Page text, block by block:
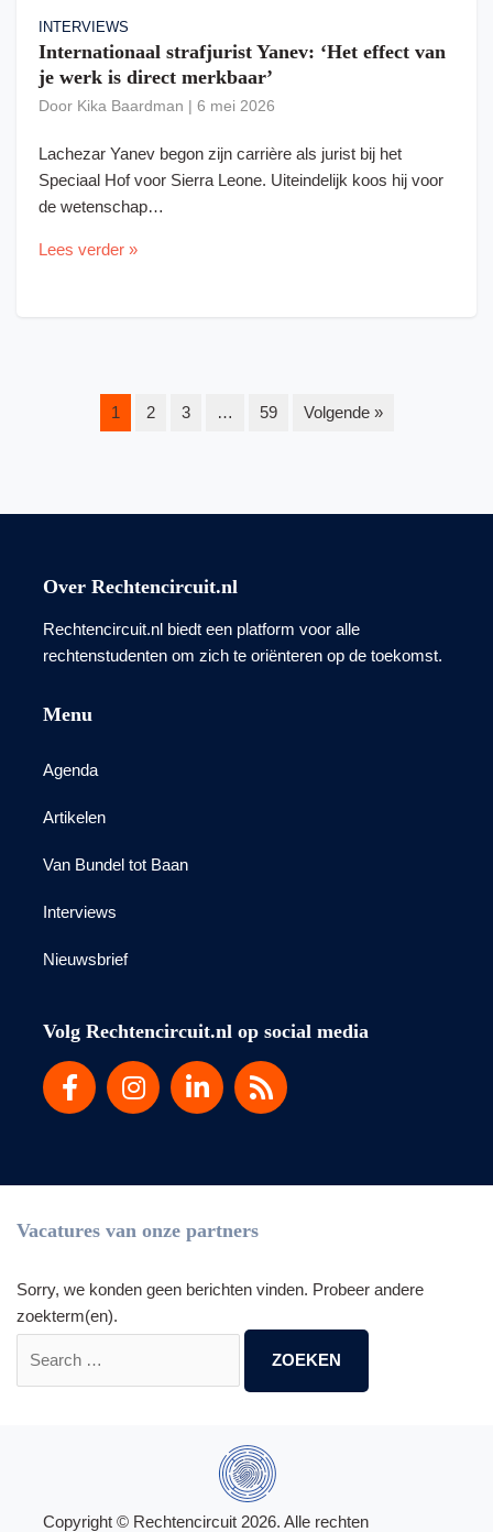
INTERVIEWS
Internationaal strafjurist Yanev: ‘Het effect van
je werk is direct merkbaar’
Door Kika Baardman | 6 mei 2026
Lachezar Yanev begon zijn carrière als jurist bij het
Speciaal Hof voor Sierra Leone. Uiteindelijk koos hij voor
de wetenschap…
Lees verder »
1 2 3 … 59 Volgende »
Over Rechtencircuit.nl
Rechtencircuit.nl biedt een platform voor alle
rechtenstudenten om zich te oriënteren op de toekomst.
Menu
Agenda
Artikelen
Van Bundel tot Baan
Interviews
Nieuwsbrief
Volg Rechtencircuit.nl op social media
Vacatures van onze partners
Sorry, we konden geen berichten vinden. Probeer andere
zoekterm(en).
naar:
Copyright © Rechtencircuit 2026. Alle rechten